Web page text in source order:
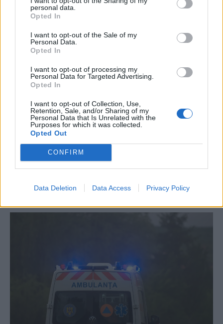
personal data.
Opted In
I want to opt-out of the Sale of my
Personal Data.
Opted In
I want to opt-out of processing my
Personal Data for Targeted Advertising.
Opted In
I want to opt-out of Collection, Use,
Retention, Sale, and/or Sharing of my
Personal Data that Is Unrelated with the
Purposes for which it was collected.
Opted Out
CONFIRM
Data Deletion Data Access Privacy Policy
KRÓNIKA
Büntetőfeljelentést tett
Majka ügyvédje a
romániai telefonszámról
érkezett fenyegetés miatt
Büntetőfeljelentést tett csütörtökön
Majka romániai jogi képviselője a
sepsiszentgyörgyi Sic Feszt fesztiválra
fenyegetés ügyében.